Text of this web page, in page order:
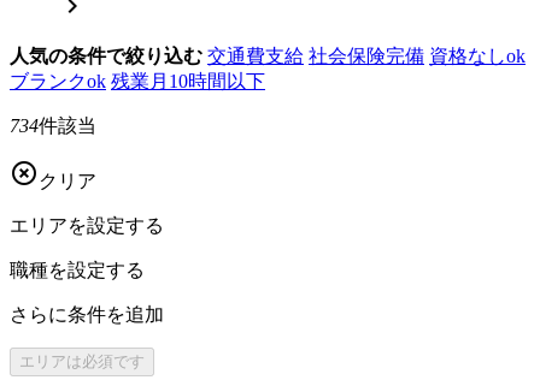

人気の条件で絞り込む 交通費支給 社会保険完備 資格なしok
ブランクok 残業月10時間以下
734件該当
 クリア
エリアを設定する
職種を設定する
さらに条件を追加
エリアは必須です